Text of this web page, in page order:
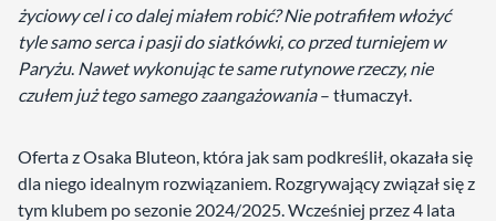
życiowy cel i co dalej miałem robić? Nie potrafiłem włożyć
tyle samo serca i pasji do siatkówki, co przed turniejem w
Paryżu. Nawet wykonując te same rutynowe rzeczy, nie
czułem już tego samego zaangażowania– tłumaczył.
Oferta z Osaka Bluteon, która jak sam podkreślił, okazała się
dla niego idealnym rozwiązaniem. Rozgrywający związał się z
tym klubem po sezonie 2024/2025. Wcześniej przez 4 lata